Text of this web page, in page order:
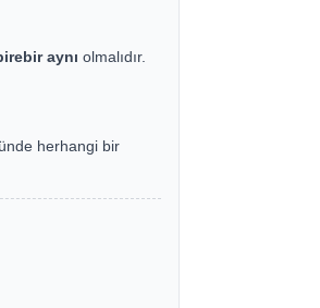
aynı olmalıdır.
herhangi bir